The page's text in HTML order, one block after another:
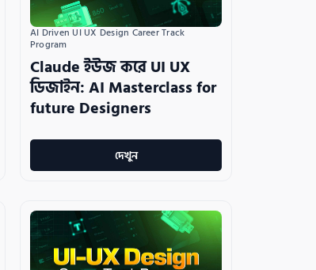
AI Driven UI UX Design Career Track
Program
Claude ইউজ করে UI UX
ডিজাইন: AI Masterclass for
future Designers
দেখুন